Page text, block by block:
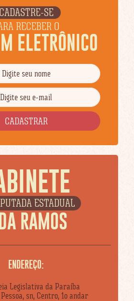
CADASTRE-SE
RECEBER O
ELETRÔNICO
ESTADUAL
RAMOS
ENDEREÇO:
Legislativa da Paraíba
sn, Centro, 1o andar